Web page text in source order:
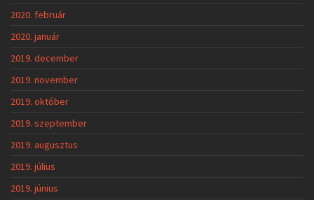
2020. február
2020. január
2019. december
2019. november
2019. október
2019. szeptember
2019. augusztus
2019. július
2019. június